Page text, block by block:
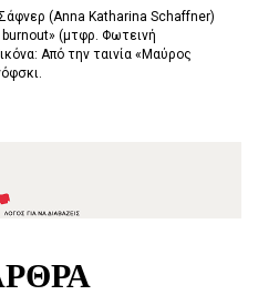
Σάφνερ (Anna Katharina Schaffner)
(μτφρ. Φωτεινή
Από την ταινία «Μαύρος